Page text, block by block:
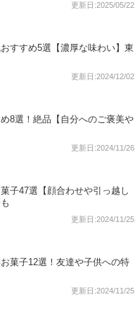
更新日:2025/05/22
すすめ5選【濃厚な味わい】東
更新日:2024/12/02
8選！絶品【自分へのご褒美や
更新日:2024/11/26
子47選【顔合わせや引っ越し
更新日:2024/11/25
菓子12選！友達や子供への特
更新日:2024/11/25